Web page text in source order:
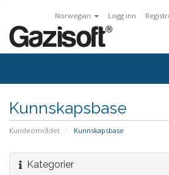
Norwegian Logg inn
Kunnskapsbase
Kundeområdet Kunnskapsbase
Kategorier